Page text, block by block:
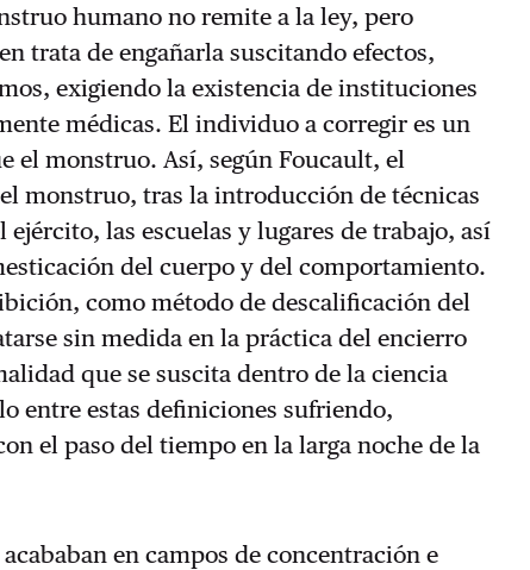
humano no remite a la ley, pero
trata de engañarla suscitando efectos,
exigiendo la existencia de instituciones
médicas. El individuo a corregir es un
el monstruo. Así, según Foucault, el
monstruo, tras la introducción de técnicas
las escuelas y lugares de trabajo, así
del cuerpo y del comportamiento.
como método de descalificación del
sin medida en la práctica del encierro
que se suscita dentro de la ciencia
entre estas definiciones sufriendo,
el paso del tiempo en la larga noche de la
en campos de concentración e